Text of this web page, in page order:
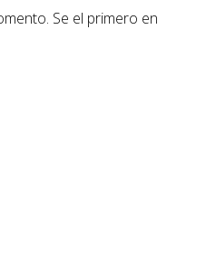
Se el primero en